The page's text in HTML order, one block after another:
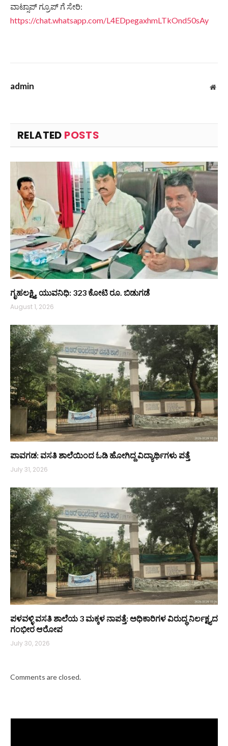
ವಾಟ್ಸಾಪ್ ಗ್ರೂಪ್ ಗೆ ಸೇರಿ:
https://chat.whatsapp.com/L4EDpegaxhmLTkOnd50sAy
admin
RELATED POSTS
ಗೃಹಲಕ್ಷ್ಮಿ, ಯುವನಿಧಿ: 323 ಕೋಟಿ ರೂ. ಬಿಡುಗಡೆ
August 1, 2026
ಪಾವಗಡ: ವಸತಿ ಶಾಲೆಯಿಂದ ಓಡಿ ಹೋಗಿದ್ದ ವಿದ್ಯಾರ್ಥಿಗಳು ಪತ್ತೆ
July 31, 2026
ಪಳವಳ್ಳಿ ವಸತಿ ಶಾಲೆಯ 3 ಮಕ್ಕಳ ನಾಪತ್ತೆ: ಅಧಿಕಾರಿಗಳ ವಿರುದ್ಧ ನಿರ್ಲಕ್ಷ್ಯದ
ಗಂಭೀರ ಆರೋಪ
July 30, 2026
Comments are closed.